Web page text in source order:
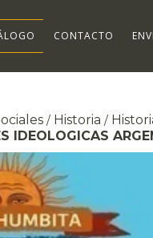
CONTACTO
/ Historia /
IDEOLOGICAS